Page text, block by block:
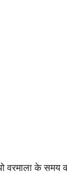
वरमाला के